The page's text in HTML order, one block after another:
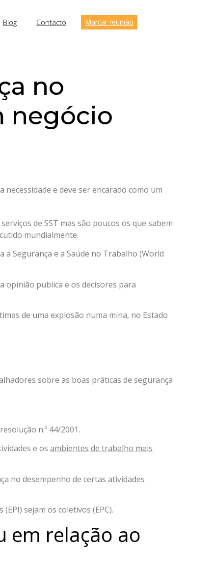
Blog Contacto Marcar reunião
no
negócio
necessidade e deve ser encarado como um
de SST mas são poucos os que sabem
mundialmente.
Segurança e a Saúde no Trabalho (World
opinião publica e os decisores para
de uma explosão numa mina, no Estado
sobre as boas práticas de segurança
n.º 44/2001.
e os ambientes de trabalho mais
no desempenho de certas atividades
sejam os coletivos (EPC).
em relação ao